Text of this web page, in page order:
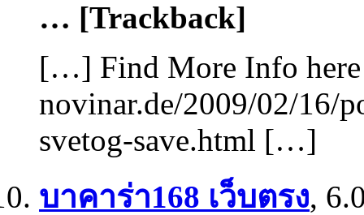
… [Trackback]
[…] Find More Info here
novinar.de/2009/02/16/
svetog-save.html […]
บาคาร่า168 เว็บตรง,